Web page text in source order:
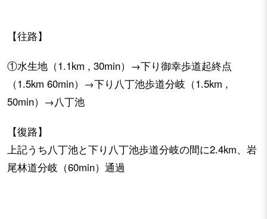
【往路】
①水生地（1.1km , 30min）→下り御幸歩道起終点
（1.5km 60min）→下り八丁池歩道分岐（1.5km ,
50min）→八丁池
【復路】
上記うち八丁池と下り八丁池歩道分岐の間に2.4km、岩
尾林道分岐（60min）通過